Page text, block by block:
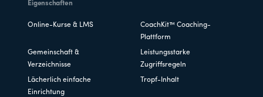
Eigenschaften
Online-Kurse & LMS
CoachKit™ Coaching-
Plattform
Gemeinschaft &
Verzeichnisse
Leistungsstarke
Zugriffsregeln
Lächerlich einfache
Einrichtung
Tropf-Inhalt